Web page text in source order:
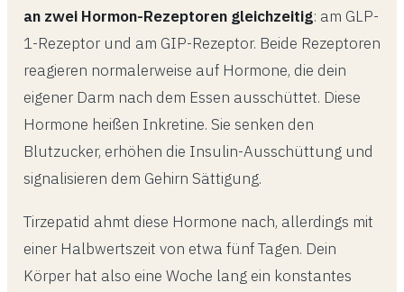
an zwei Hormon-Rezeptoren gleichzeitig: am GLP-
1-Rezeptor und am GIP-Rezeptor. Beide Rezeptoren
reagieren normalerweise auf Hormone, die dein
eigener Darm nach dem Essen ausschüttet. Diese
Hormone heißen Inkretine. Sie senken den
Blutzucker, erhöhen die Insulin-Ausschüttung und
signalisieren dem Gehirn Sättigung.
Tirzepatid ahmt diese Hormone nach, allerdings mit
einer Halbwertszeit von etwa fünf Tagen. Dein
Körper hat also eine Woche lang ein konstantes